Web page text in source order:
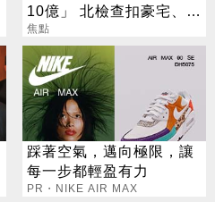
10億」 北檢查扣豪宅、搜
出158公斤黃金
焦點
踩著空氣，邁向極限，讓
每一步都輕盈有力
PR・NIKE AIR MAX